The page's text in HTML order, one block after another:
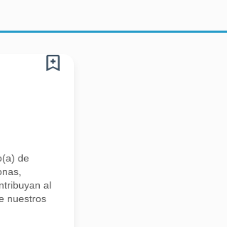
de
al
nuestros